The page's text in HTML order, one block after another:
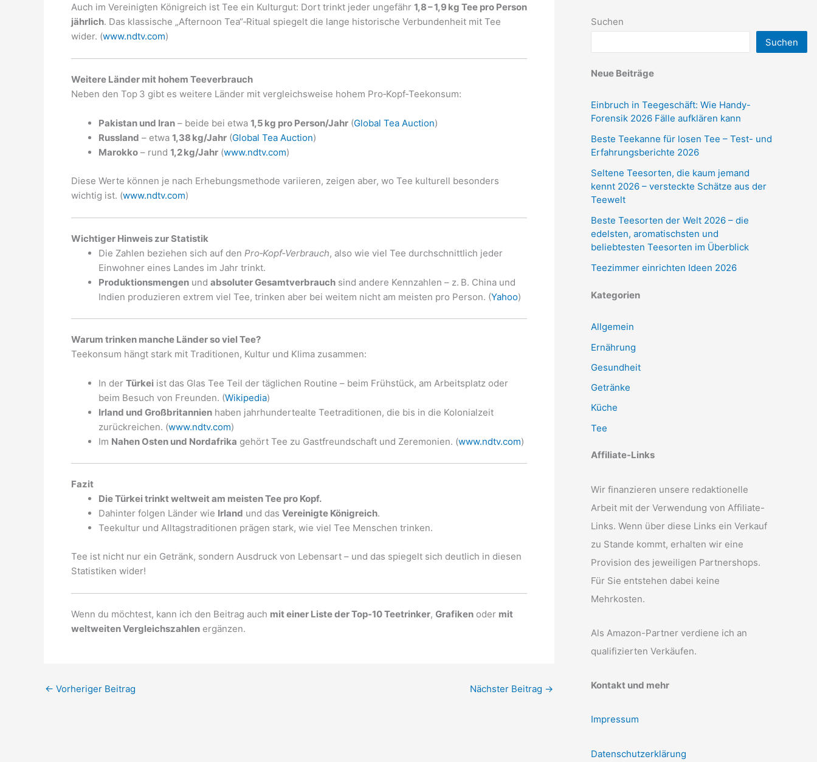
Auch im Vereinigten Königreich ist Tee ein Kulturgut: Dort trinkt jeder ungefähr 1,8 – 1,9 kg Tee pro Person
jährlich. Das klassische „Afternoon Tea“‑Ritual spiegelt die lange historische Verbundenheit mit Tee
wider. (www.ndtv.com)
Weitere Länder mit hohem Teeverbrauch
Neben den Top 3 gibt es weitere Länder mit vergleichsweise hohem Pro‑Kopf‑Teekonsum:
Pakistan und Iran – beide bei etwa 1,5 kg pro Person/Jahr (Global Tea Auction)
Russland – etwa 1,38 kg/Jahr (Global Tea Auction)
Marokko – rund 1,2 kg/Jahr (www.ndtv.com)
Diese Werte können je nach Erhebungsmethode variieren, zeigen aber, wo Tee kulturell besonders
wichtig ist. (www.ndtv.com)
Wichtiger Hinweis zur Statistik
Die Zahlen beziehen sich auf den Pro‑Kopf‑Verbrauch, also wie viel Tee durchschnittlich jeder
Einwohner eines Landes im Jahr trinkt.
Produktionsmengen und absoluter Gesamtverbrauch sind andere Kennzahlen – z. B. China und
Indien produzieren extrem viel Tee, trinken aber bei weitem nicht am meisten pro Person. (Yahoo)
Warum trinken manche Länder so viel Tee?
Teekonsum hängt stark mit Traditionen, Kultur und Klima zusammen:
In der Türkei ist das Glas Tee Teil der täglichen Routine – beim Frühstück, am Arbeitsplatz oder
beim Besuch von Freunden. (Wikipedia)
Irland und Großbritannien haben jahrhundertealte Teetraditionen, die bis in die Kolonialzeit
zurückreichen. (www.ndtv.com)
Im Nahen Osten und Nordafrika gehört Tee zu Gastfreundschaft und Zeremonien. (www.ndtv.com)
Fazit
Die Türkei trinkt weltweit am meisten Tee pro Kopf.
Dahinter folgen Länder wie Irland und das Vereinigte Königreich.
Teekultur und Alltagstraditionen prägen stark, wie viel Tee Menschen trinken.
Tee ist nicht nur ein Getränk, sondern Ausdruck von Lebensart – und das spiegelt sich deutlich in diesen
Statistiken wider!
Wenn du möchtest, kann ich den Beitrag auch mit einer Liste der Top-10 Teetrinker, Grafiken oder mit
weltweiten Vergleichszahlen ergänzen.
← Vorheriger Beitrag Nächster Beitrag →
Suchen
Suchen
Neue Beiträge
Einbruch in Teegeschäft: Wie Handy-
Forensik 2026 Fälle aufklären kann
Beste Teekanne für losen Tee – Test- und
Erfahrungsberichte 2026
Seltene Teesorten, die kaum jemand
kennt 2026 – versteckte Schätze aus der
Teewelt
Beste Teesorten der Welt 2026 – die
edelsten, aromatischsten und
beliebtesten Teesorten im Überblick
Teezimmer einrichten Ideen 2026
Kategorien
Allgemein
Ernährung
Gesundheit
Getränke
Küche
Tee
Affiliate-Links
Wir finanzieren unsere redaktionelle
Arbeit mit der Verwendung von Affiliate-
Links. Wenn über diese Links ein Verkauf
zu Stande kommt, erhalten wir eine
Provision des jeweiligen Partnershops.
Für Sie entstehen dabei keine
Mehrkosten.
Als Amazon-Partner verdiene ich an
qualifizierten Verkäufen.
Kontakt und mehr
Impressum
Datenschutzerklärung